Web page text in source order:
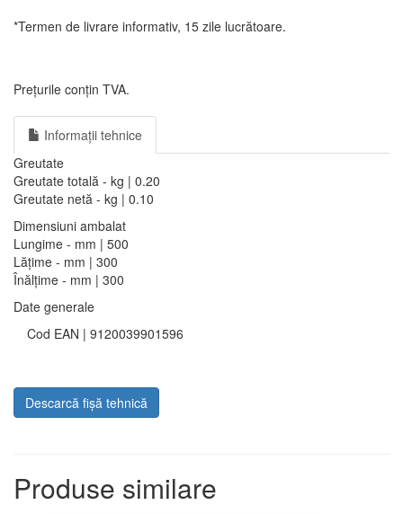
*Termen de livrare informativ, 15 zile lucrătoare.
Prețurile conțin TVA.
Informații tehnice
Greutate
Greutate totală - kg | 0.20
Greutate netă - kg | 0.10
Dimensiuni ambalat
Lungime - mm | 500
Lățime - mm | 300
Înălțime - mm | 300
Date generale
Cod EAN | 9120039901596
Descarcă fișă tehnică
Produse similare